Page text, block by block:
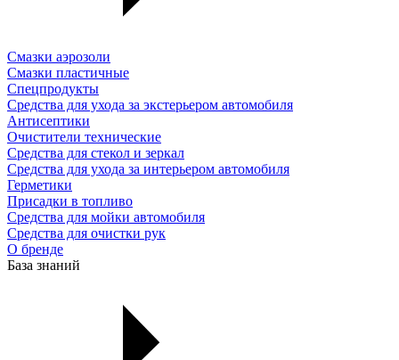
Смазки аэрозоли
Смазки пластичные
Спецпродукты
Средства для ухода за экстерьером автомобиля
Антисептики
Очистители технические
Средства для стекол и зеркал
Средства для ухода за интерьером автомобиля
Герметики
Присадки в топливо
Средства для мойки автомобиля
Средства для очистки рук
О бренде
База знаний